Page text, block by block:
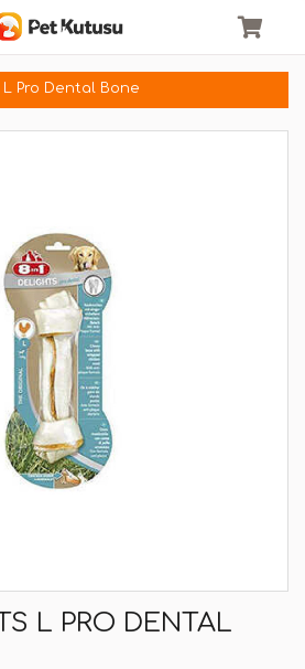
L Pro Dental Bone
L PRO DENTAL